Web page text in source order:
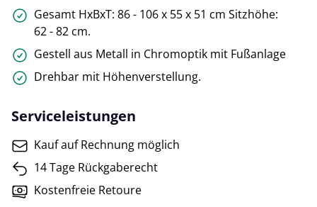
Gesamt HxBxT: 86 - 106 x 55 x 51 cm Sitzhöhe:
62 - 82 cm.
Gestell aus Metall in Chromoptik mit Fußanlage
Drehbar mit Höhenverstellung.
Serviceleistungen
Kauf auf Rechnung möglich
14 Tage Rückgaberecht
Kostenfreie Retoure